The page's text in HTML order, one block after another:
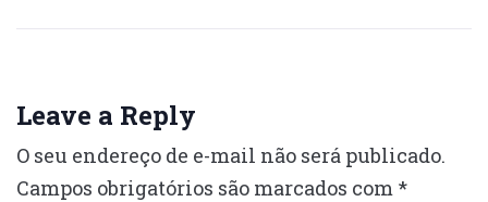
Leave a Reply
O seu endereço de e-mail não será publicado.
Campos obrigatórios são marcados com *